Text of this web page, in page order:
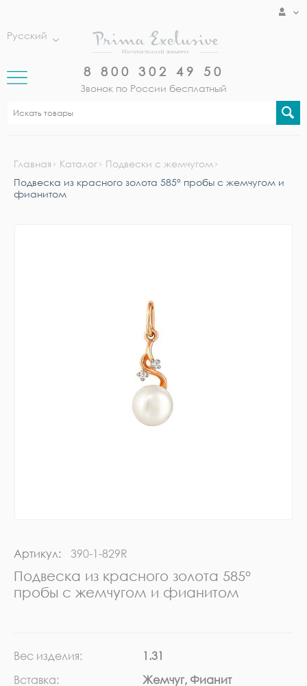
Русский
8 800 302 49 50
Звонок по России бесплатный
Главная Каталог
Подвески с жемчугом
Подвеска из красного золота 585° пробы с жемчугом и
фианитом
Артикул: 390-1-829R
Подвеска из красного золота 585°
пробы с жемчугом и фианитом
Вес изделия:
1.31
Вставка:
Жемчуг, Фианит